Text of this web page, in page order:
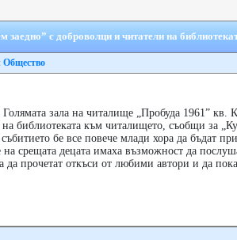
заедно” с доброволци и читатели на
Общество
зала на читалище „Пробуда 1961”
на библиотеката към читалището, съобщи за
бе все повече млади хора да бъдат
срещата децата имаха възможност да
да прочетат откъси от любими автори и да